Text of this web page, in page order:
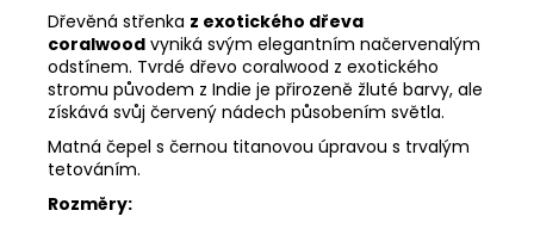
Dřevěná střenka z exotického dřeva
coralwood vyniká svým elegantním načervenalým
odstínem. Tvrdé dřevo coralwood z exotického
stromu původem z Indie je přirozeně žluté barvy, ale
získává svůj červený nádech působením světla.
Matná čepel s černou titanovou úpravou s trvalým
tetováním.
Rozměry: